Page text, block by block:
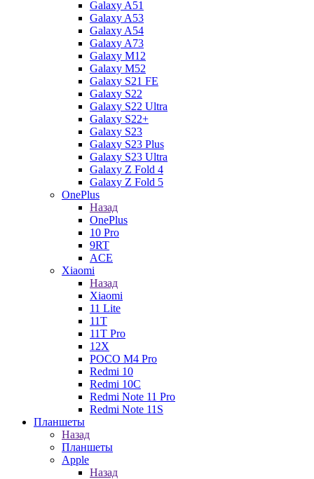
Galaxy A51
Galaxy A53
Galaxy A54
Galaxy A73
Galaxy M12
Galaxy M52
Galaxy S21 FE
Galaxy S22
Galaxy S22 Ultra
Galaxy S22+
Galaxy S23
Galaxy S23 Plus
Galaxy S23 Ultra
Galaxy Z Fold 4
Galaxy Z Fold 5
OnePlus
Назад
OnePlus
10 Pro
9RT
ACE
Xiaomi
Назад
Xiaomi
11 Lite
11T
11T Pro
12X
POCO M4 Pro
Redmi 10
Redmi 10C
Redmi Note 11 Pro
Redmi Note 11S
Планшеты
Назад
Планшеты
Apple
Назад